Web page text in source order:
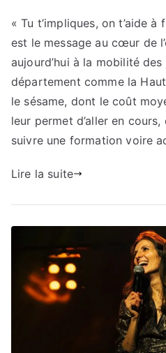
« Tu t’impliques, on t’aide
est le message au cœur de
aujourd’hui à la mobilité
département comme la
le sésame, dont le coût
leur permet d’aller en
suivre une formation voire
Lire la suite